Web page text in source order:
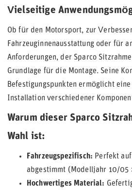
Vielseitige
Ob für den Motorsport, zur
Fahrzeuginnenausstattung oder für
Anforderungen, der Sparco
Grundlage für die Montage. Seine
Befestigungspunkten ermöglicht
Installation verschiedener
Warum dieser Sparco
Wahl ist:
Fahrzeugspezifisch: Perfekt
abgestimmt (Modelljahr 10/05
Hochwertiges Material: